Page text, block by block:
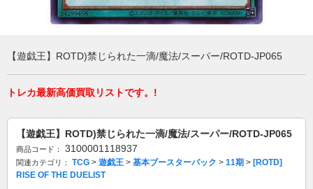
【遊戯王】ROTD)禁じられた一滴/魔法/スーパー/ROTD-JP065
トレカ最新高価買取リストです。!
【遊戯王】ROTD)禁じられた一滴/魔法/スーパー/ROTD-JP065
商品コード： 3100001118937
関連カテゴリ： TCG > 遊戯王 > 基本ブースターパック > 11期 > [ROTD]
RISE OF THE DUELIST